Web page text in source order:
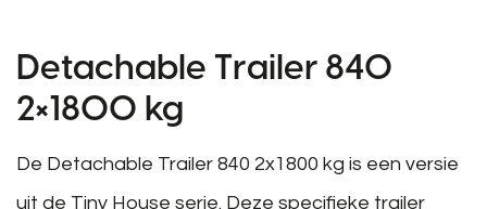
Detachable Trailer 840
2×1800 kg
De Detachable Trailer 840 2x1800 kg is een versie
uit de Tiny House serie. Deze specifieke trailer